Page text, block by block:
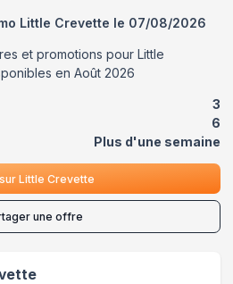
Little Crevette le 07/08/2026
et promotions pour Little
en Août 2026
3
6
Plus d'une semaine
Little Crevette
une offre